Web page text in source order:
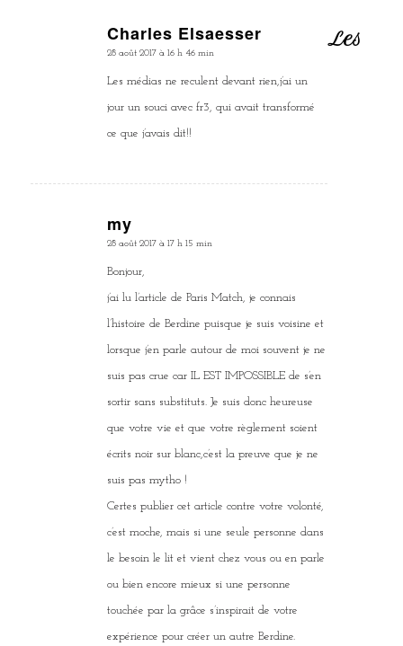
Charles Elsaesser
dit
28 août 2017 à 16 h 46 min
Les médias ne reculent devant rien,j’ai un
jour un souci avec fr3, qui avait transformé
ce que j’avais dit!!
my
dit
28 août 2017 à 17 h 15 min
Bonjour,
j’ai lu l’article de Paris Match, je connais
l’histoire de Berdine puisque je suis voisine et
lorsque j’en parle autour de moi souvent je ne
suis pas crue car IL EST IMPOSSIBLE de s’en
sortir sans substituts. Je suis donc heureuse
que votre vie et que votre règlement soient
écrits noir sur blanc,c’est la preuve que je ne
suis pas mytho !
Certes publier cet article contre votre volonté,
c’est moche, mais si une seule personne dans
le besoin le lit et vient chez vous ou en parle
ou bien encore mieux si une personne
touchée par la grâce s’inspirait de votre
expérience pour créer un autre Berdine.
Les